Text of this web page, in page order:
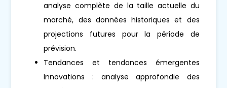
analyse complète de la taille actuelle du
marché, des données historiques et des
projections futures pour la période de
prévision.
Tendances et tendances émergentes
Innovations : analyse approfondie des